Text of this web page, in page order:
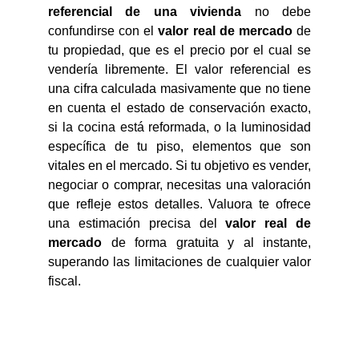
referencial de una vivienda no debe
confundirse con elvalor real de mercadode
tu propiedad, que es el precio por el cual se
vendería libremente. El valor referencial es
una cifra calculada masivamente que no tiene
en cuenta el estado de conservación exacto,
si la cocina está reformada, o la luminosidad
específica de tu piso, elementos que son
vitales en el mercado. Si tu objetivo es vender,
negociar o comprar, necesitas una valoración
que refleje estos detalles. Valuora te ofrece
una estimación precisa delvalor real de
mercado de forma gratuita y al instante,
superando las limitaciones de cualquier valor
fiscal.